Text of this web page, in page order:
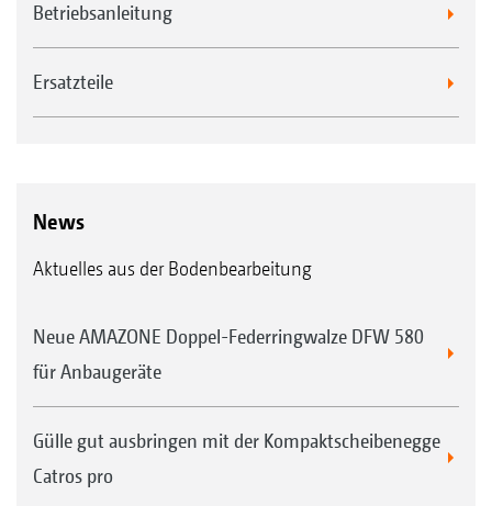
Betriebsanleitung
Ersatzteile
News
Aktuelles aus der Bodenbearbeitung
Neue AMAZONE Doppel-Federringwalze DFW 580
für Anbaugeräte
Gülle gut ausbringen mit der Kompaktscheibenegge
Catros pro